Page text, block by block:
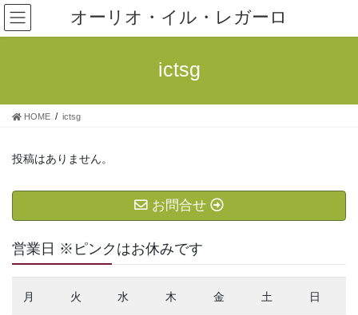
コ
ン
テ
ス
ナ
ビ
ゲ
ン
オーリオ・イル・レガーロ
ictsg
HOME ictsg
投稿はありません。
お問合せ
営業日 ※ピンクはお休みです
月 火 水 木 金 土 日